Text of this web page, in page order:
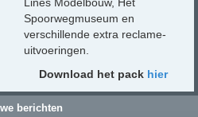
Lines Modelbouw, Het
Spoorwegmuseum en
verschillende extra reclame-
uitvoeringen.
Download het pack hier
berichten